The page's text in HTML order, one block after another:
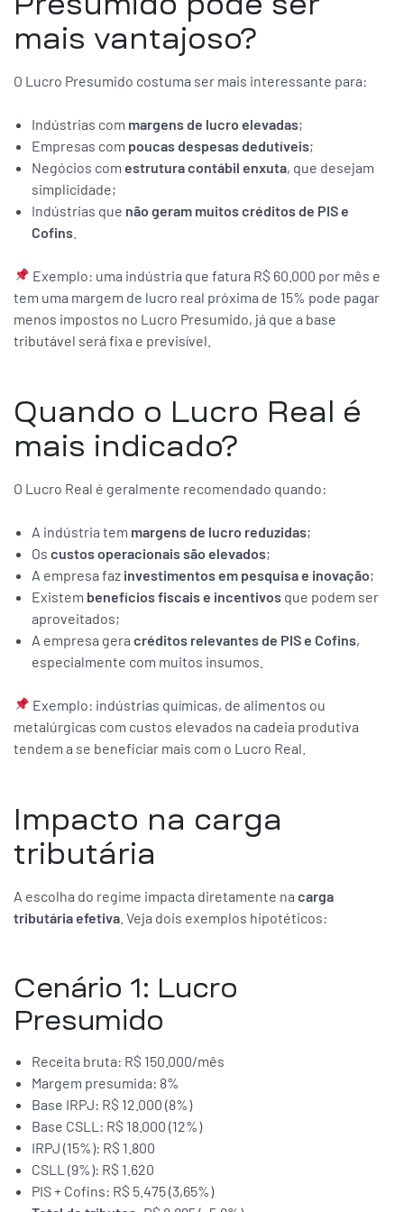
mais vantajoso?
O Lucro Presumido costuma ser mais interessante para:
Indústrias com margens de lucro elevadas;
Empresas com poucas despesas dedutíveis;
Negócios com estrutura contábil enxuta, que desejam
simplicidade;
Indústrias que não geram muitos créditos de PIS e
Cofins
Exemplo: uma indústria que fatura R$ 60.000 por mês e
tem uma margem de lucro real próxima de 15% pode pagar
menos impostos no Lucro Presumido, já que a base
tributável será fixa e previsível.
Quando o Lucro Real é
mais indicado?
O Lucro Real é geralmente recomendado quando:
A indústria tem margens de lucro reduzidas;
Os custos operacionais são elevados;
A empresa faz investimentos em pesquisa e inovação;
Existem benefícios fiscais e incentivos que podem ser
aproveitados;
A empresa gera créditos relevantes de PIS e Cofins,
especialmente com muitos insumos.
Exemplo: indústrias químicas, de alimentos ou
metalúrgicas com custos elevados na cadeia produtiva
tendem a se beneficiar mais com o Lucro Real.
Impacto na carga
tributária
A escolha do regime impacta diretamente na carga
tributária efetiva . Veja dois exemplos hipotéticos:
Cenário 1: Lucro
Presumido
Receita bruta: R$ 150.000/mês
Margem presumida: 8%
Base IRPJ: R$ 12.000 (8%)
Base CSLL: R$ 18.000 (12%)
IRPJ (15%): R$ 1.800
CSLL (9%): R$ 1.620
PIS + Cofins: R$ 5.475 (3,65%)